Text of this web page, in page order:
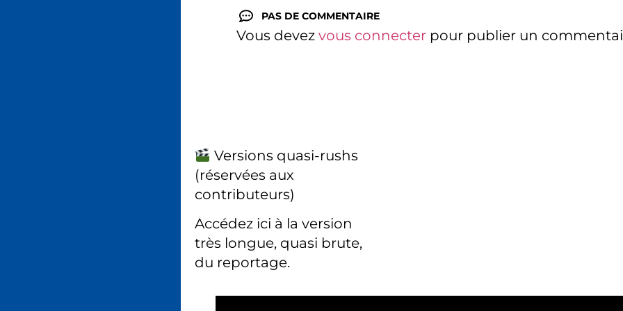
PAS DE COMMENTAIRE
Vous devez vous connecter pour publier un
Versions quasi-rushs
(réservées aux
contributeurs)
Accédez ici à la version
très longue, quasi brute,
du reportage.